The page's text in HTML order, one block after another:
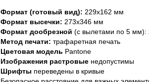
Формат (готовый вид): 229х162 мм
Формат высечки: 273х346 мм
Формат дообрезной (с вылетами по 5 мм):
Метод печати: трафаретная печать
Цветовая модель Pantone
Изображения растровые недопустимы
Шрифты переведены в кривые